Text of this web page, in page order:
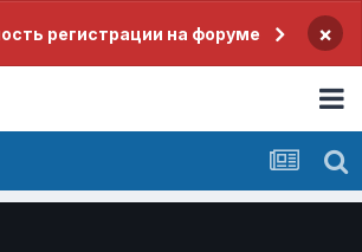
регистрации на форуме ×